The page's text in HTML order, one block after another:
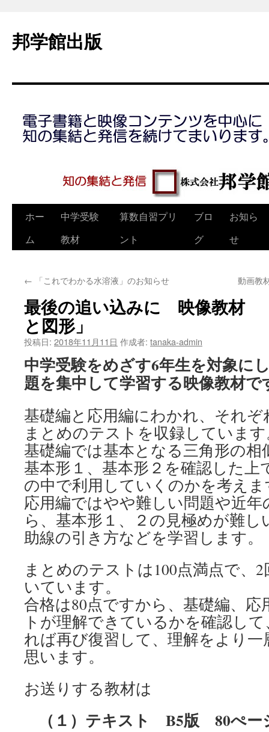
テ
ン
ス
邦学館出版
ホー
ム
中学受験
教材
算数自習プリ
ント
ブロ
グ
お知ら
せ
← 「これでわかる水溶液」のお知らせ 動画教
最後の追い込みに 映像教材
と図形」
投稿日: 2018年11月11日 作成者: tanaka-admin
中学受験をめざす6年生を対象に
題を集中して学習する映像教材で
基礎編と応用編にわかれ、それぞ
まとめのテストを収録していま
基礎編では基本となる三角形の
基本形１、基本形２を確認した
の中で利用していくのかを考えま
応用編ではやや難しい問題や近
ら、基本形１、２の見極めが難
助線の引き方などを学習します。
まとめのテストは100点満点で、
いています。
合格は80点ですから、基礎編、
トが理解できているかを確認し
れば再び復習して、理解をより
思います。
お送りする教材は
（１）テキスト B5版 80ぺー